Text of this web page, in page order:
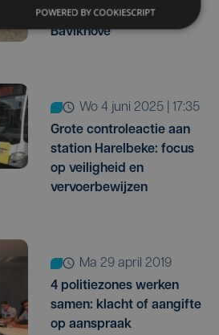
achtervolging in
Bavikhove
wo 4 juni 2025 | 17:35
Grote controleactie aan
station Harelbeke: focus
op veiligheid en
vervoerbewijzen
ma 29 april 2019
4 politiezones werken
samen: klacht of aangifte
op aanspraak
POWERED BY COOKIESCRIPT